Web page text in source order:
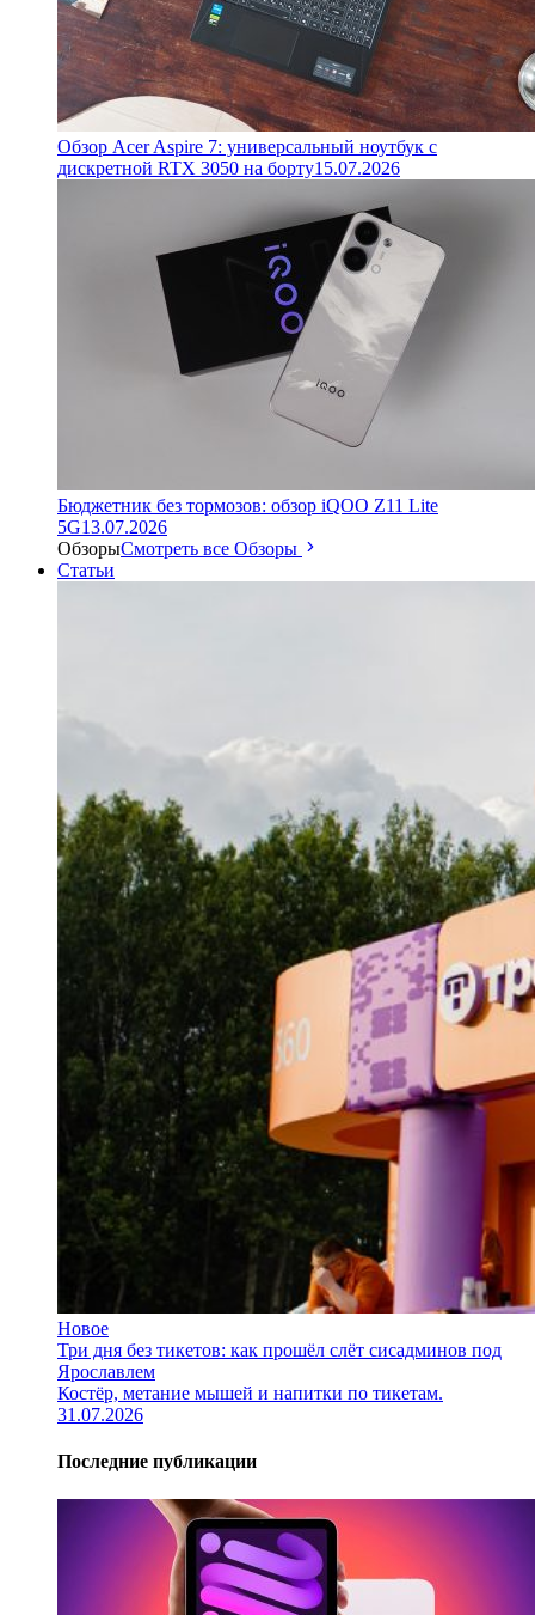
Обзор Acer Aspire 7: универсальный ноутбук с
дискретной RTX 3050 на борту15.07.2026
Бюджетник без тормозов: обзор iQOO Z11 Lite
5G13.07.2026
ОбзорыСмотреть все Обзоры
Статьи
Новое
Три дня без тикетов: как прошёл слёт сисадминов под
Ярославлем
Костёр, метание мышей и напитки по тикетам.
31.07.2026
Последние публикации